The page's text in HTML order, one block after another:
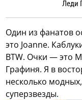
Леди
Один из фанатов
это Joanne.
BTW. Очки — это
Графиня. Я в
несколько
суперзвезды.